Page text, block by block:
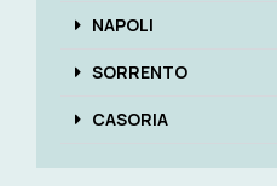
NAPOLI
SORRENTO
CASORIA